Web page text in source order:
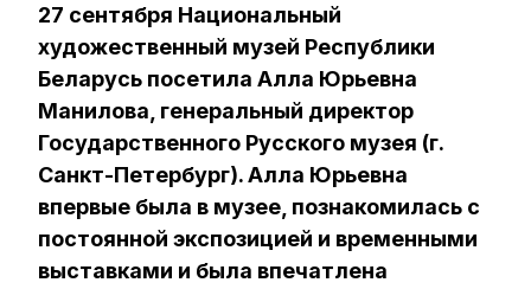
27 сентября Национальный
художественный музей Республики
Беларусь посетила Алла Юрьевна
Манилова, генеральный директор
Государственного Русского музея (г.
Санкт-Петербург). Алла Юрьевна
впервые была в музее, познакомилась с
постоянной экспозицией и временными
выставками и была впечатлена